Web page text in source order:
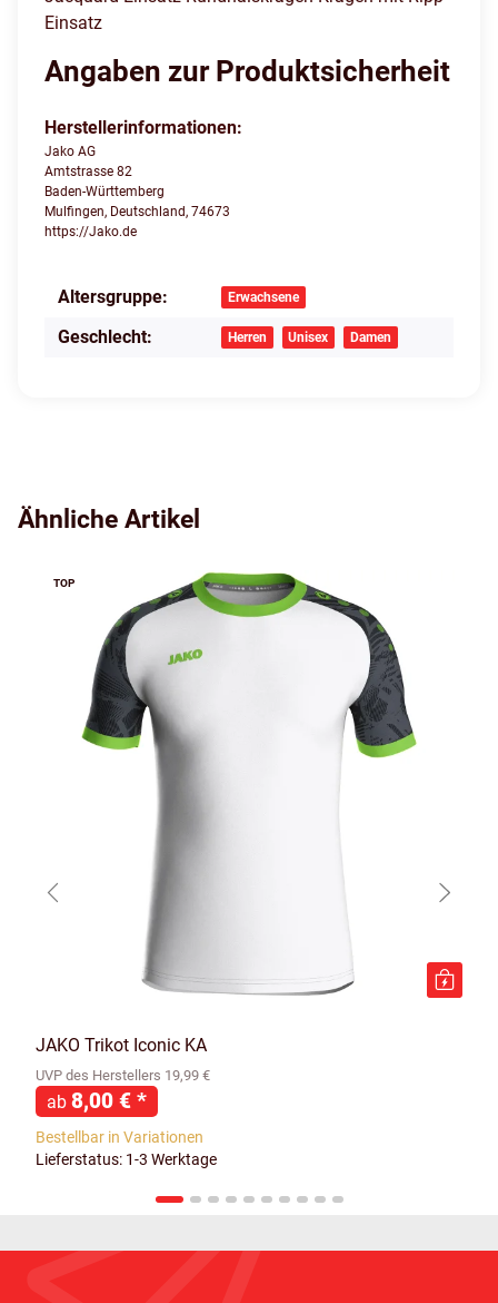
Einsatz
Angaben zur Produktsicherheit
Herstellerinformationen:
Jako AG
Amtstrasse 82
Baden-Württemberg
Mulfingen, Deutschland, 74673
https://Jako.de
Produkteigenschaft
Wert
Altersgruppe: Erwachsene
Geschlecht: Herren Unisex Damen
Ähnliche Artikel
TOP
JAKO Trikot Iconic KA
UVP des Herstellers 19,99 €
ab 8,00 € *
Bestellbar in Variationen
Lieferstatus: 1-3 Werktage